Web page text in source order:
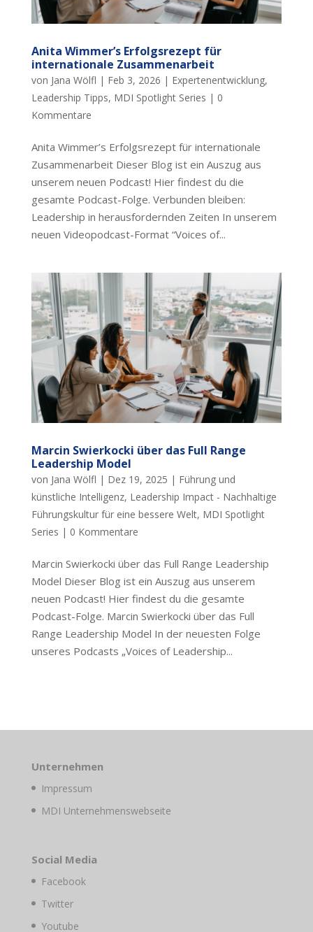
Anita Wimmer’s Erfolgsrezept für
internationale Zusammenarbeit
von Jana Wölfl | Feb 3, 2026 | Expertenentwicklung,
Leadership Tipps, MDI Spotlight Series | 0
Kommentare
Anita Wimmer’s Erfolgsrezept für internationale
Zusammenarbeit Dieser Blog ist ein Auszug aus
unserem neuen Podcast! Hier findest du die
gesamte Podcast-Folge. Verbunden bleiben:
Leadership in herausfordernden Zeiten In unserem
neuen Videopodcast-Format “Voices of...
Marcin Swierkocki über das Full Range
Leadership Model
von Jana Wölfl | Dez 19, 2025 | Führung und
künstliche Intelligenz, Leadership Impact - Nachhaltige
Führungskultur für eine bessere Welt, MDI Spotlight
Series | 0 Kommentare
Marcin Swierkocki über das Full Range Leadership
Model Dieser Blog ist ein Auszug aus unserem
neuen Podcast! Hier findest du die gesamte
Podcast-Folge. Marcin Swierkocki über das Full
Range Leadership Model In der neuesten Folge
unseres Podcasts „Voices of Leadership...
Unternehmen
Impressum
MDI Unternehmenswebseite
Social Media
Facebook
Twitter
Youtube